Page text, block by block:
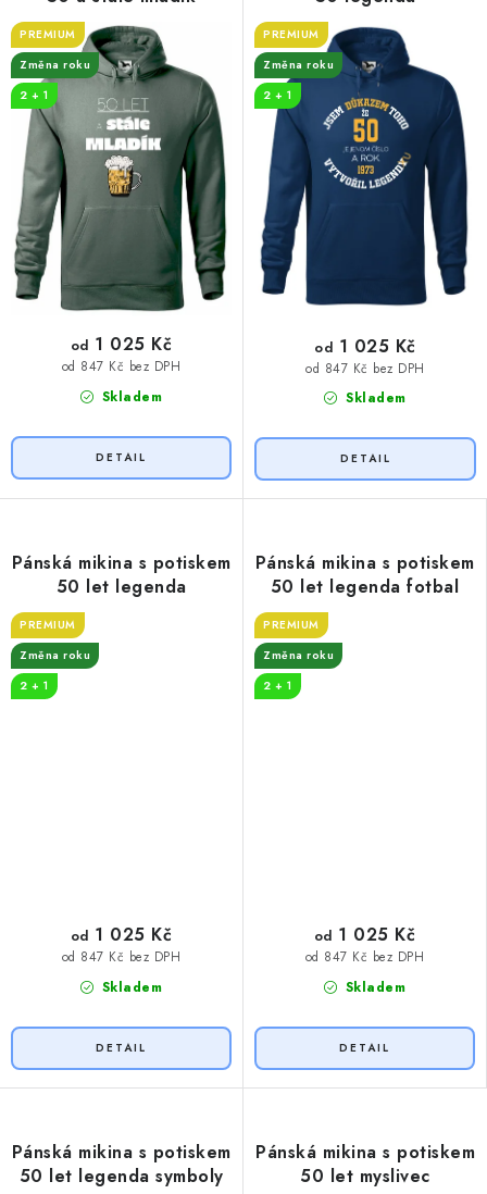
PREMIUM
Změna roku
2 + 1
Skladem
od 847 Kč bez DPH
od 1 025 Kč
PREMIUM
Změna roku
2 + 1
Skladem
od 847 Kč bez DPH
od 1 025 Kč
Pánská mikina s potiskem
50 let legenda
PREMIUM
Změna roku
2 + 1
Skladem
od 847 Kč bez DPH
od 1 025 Kč
Pánská mikina s potiskem
50 let legenda fotbal
PREMIUM
Změna roku
2 + 1
Skladem
od 847 Kč bez DPH
od 1 025 Kč
Pánská mikina s potiskem
50 let legenda symboly
Pánská mikina s potiskem
50 let myslivec